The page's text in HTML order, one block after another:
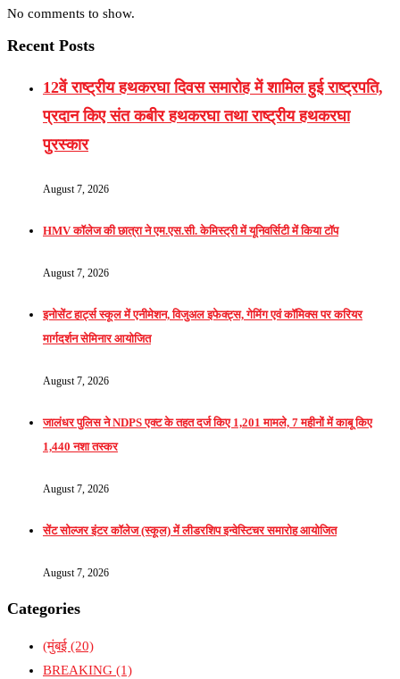
No comments to show.
Recent Posts
12वें राष्ट्रीय हथकरघा दिवस समारोह में शामिल हुई राष्ट्रपति,
प्रदान किए संत कबीर हथकरघा तथा राष्ट्रीय हथकरघा
पुरस्कार
August 7, 2026
HMV कॉलेज की छात्रा ने एम.एस.सी. केमिस्ट्री में यूनिवर्सिटी में किया टॉप
August 7, 2026
इनोसेंट हार्ट्स स्कूल में एनीमेशन, विजुअल इफेक्ट्स, गेमिंग एवं कॉमिक्स पर करियर
मार्गदर्शन सेमिनार आयोजित
August 7, 2026
जालंधर पुलिस ने NDPS एक्ट के तहत दर्ज किए 1,201 मामले, 7 महीनों में काबू किए
1,440 नशा तस्कर
August 7, 2026
सेंट सोल्जर इंटर कॉलेज (स्कूल) में लीडरशिप इन्वेस्टिचर समारोह आयोजित
August 7, 2026
Categories
(मुंबई (20)
BREAKING (1)